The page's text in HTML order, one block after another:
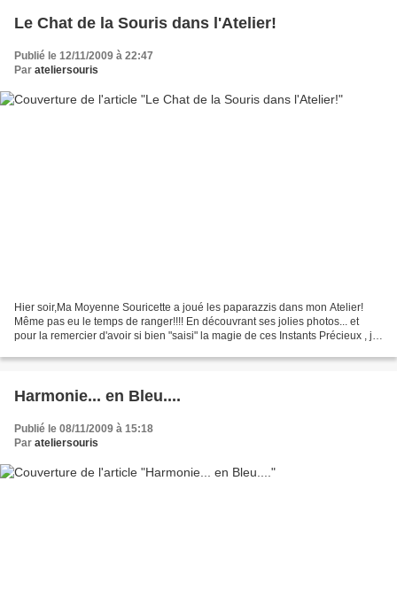
Le Chat de la Souris dans l'Atelier!
Publié le 12/11/2009 à 22:47
Par ateliersouris
Hier soir,Ma Moyenne Souricette a joué les paparazzis dans mon Atelier!
Même pas eu le temps de ranger!!!! En découvrant ses jolies photos... et
pour la remercier d'avoir si bien "saisi" la magie de ces Instants Précieux , j'ai
Harmonie... en Bleu....
Publié le 08/11/2009 à 15:18
Par ateliersouris